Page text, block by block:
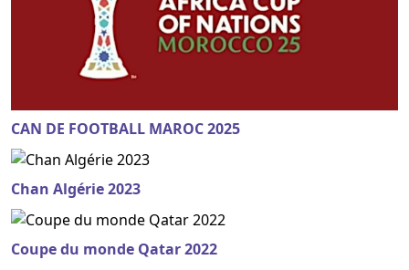
CAN DE FOOTBALL MAROC 2025
Chan Algérie 2023
Coupe du monde Qatar 2022